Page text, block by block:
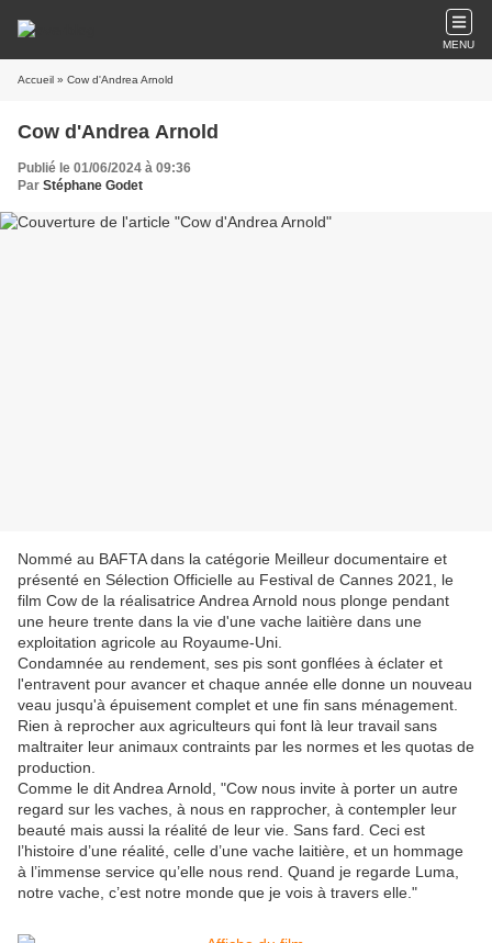
MENU
Accueil » Cow d'Andrea Arnold
Cow d'Andrea Arnold
Publié le 01/06/2024 à 09:36
Par Stéphane Godet
Nommé au BAFTA dans la catégorie Meilleur documentaire et
présenté en Sélection Officielle au Festival de Cannes 2021, le
film Cow de la réalisatrice Andrea Arnold nous plonge pendant
une heure trente dans la vie d'une vache laitière dans une
exploitation agricole au Royaume-Uni.
Condamnée au rendement, ses pis sont gonflées à éclater et
l'entravent pour avancer et chaque année elle donne un nouveau
veau jusqu'à épuisement complet et une fin sans ménagement.
Rien à reprocher aux agriculteurs qui font là leur travail sans
maltraiter leur animaux contraints par les normes et les quotas de
production.
Comme le dit Andrea Arnold, "Cow nous invite à porter un autre
regard sur les vaches, à nous en rapprocher, à contempler leur
beauté mais aussi la réalité de leur vie. Sans fard. Ceci est
l’histoire d’une réalité, celle d’une vache laitière, et un hommage
à l’immense service qu’elle nous rend. Quand je regarde Luma,
notre vache, c’est notre monde que je vois à travers elle."